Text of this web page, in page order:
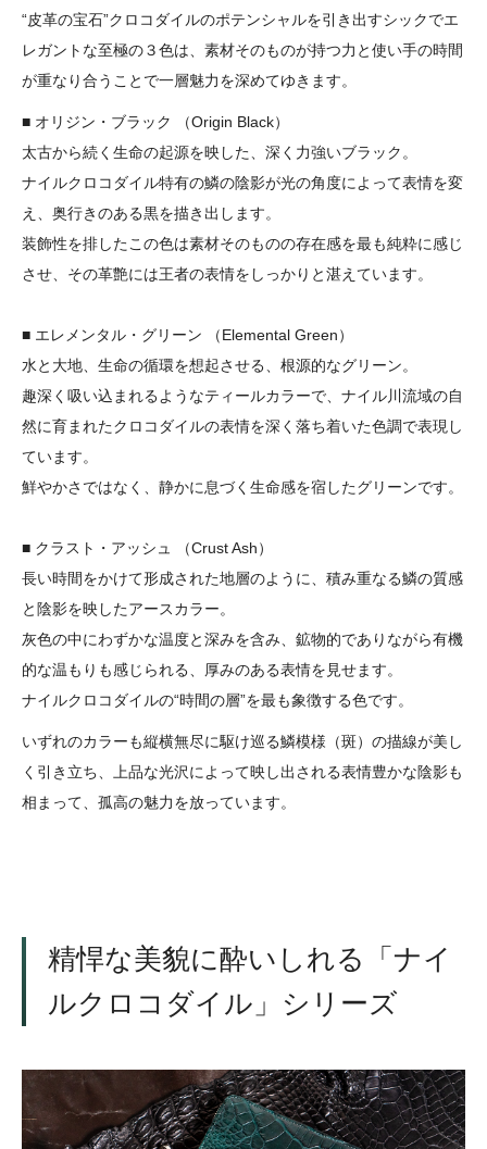
“皮革の宝石”クロコダイルのポテンシャルを引き出すシックでエ
レガントな至極の３色は、素材そのものが持つ力と使い手の時間
が重なり合うことで一層魅力を深めてゆきます。
■ オリジン・ブラック （Origin Black）
太古から続く生命の起源を映した、深く力強いブラック。
ナイルクロコダイル特有の鱗の陰影が光の角度によって表情を変
え、奥行きのある黒を描き出します。
装飾性を排したこの色は素材そのものの存在感を最も純粋に感じ
させ、その革艶には王者の表情をしっかりと湛えています。
■ エレメンタル・グリーン （Elemental Green）
水と大地、生命の循環を想起させる、根源的なグリーン。
趣深く吸い込まれるようなティールカラーで、ナイル川流域の自
然に育まれたクロコダイルの表情を深く落ち着いた色調で表現し
ています。
鮮やかさではなく、静かに息づく生命感を宿したグリーンです。
■ クラスト・アッシュ （Crust Ash）
長い時間をかけて形成された地層のように、積み重なる鱗の質感
と陰影を映したアースカラー。
灰色の中にわずかな温度と深みを含み、鉱物的でありながら有機
的な温もりも感じられる、厚みのある表情を見せます。
ナイルクロコダイルの“時間の層”を最も象徴する色です。
いずれのカラーも縦横無尽に駆け巡る鱗模様（斑）の描線が美し
く引き立ち、上品な光沢によって映し出される表情豊かな陰影も
相まって、孤高の魅力を放っています。
精悍な美貌に酔いしれる「ナイ
ルクロコダイル」シリーズ